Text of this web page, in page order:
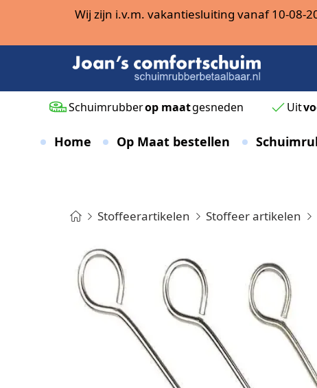
Wij zijn i.v.m. vakantiesluiting vanaf 10-08-
Schuimrubberop maatgesneden Uit
Home Op Maat bestellen
Stoffeerartikelen Stoffeer artikelen